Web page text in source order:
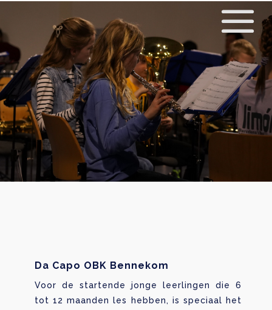
Da Capo OBK Bennekom
Voor de startende jonge leerlingen die 6
tot 12 maanden les hebben, is speciaal het